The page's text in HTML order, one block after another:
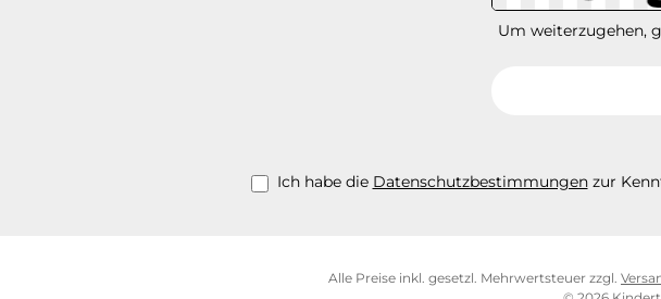
Um weiterzugehen,
Ich habe die Datenschutzbestimmungenzur
Alle Preise inkl. gesetzl. Mehrwertsteuer zzgl.